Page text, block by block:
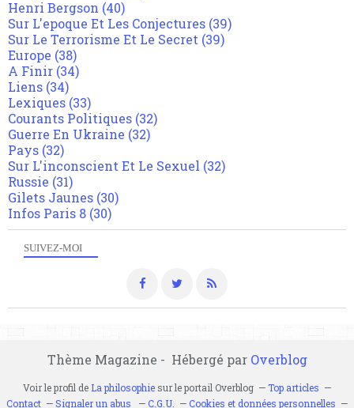
SUIVEZ-MOI
Henri Bergson (40)
Sur L'epoque Et Les Conjectures (39)
Sur Le Terrorisme Et Le Secret (39)
Europe (38)
A Finir (34)
Liens (34)
Lexiques (33)
Courants Politiques (32)
Guerre En Ukraine (32)
Pays (32)
Sur L'inconscient Et Le Sexuel (32)
Russie (31)
Gilets Jaunes (30)
Infos Paris 8 (30)
Thème Magazine - Hébergé par Overblog
Voir le profil de La philosophiesur le portail Overblog
Top articles
Contact
Signaler un abus C.G.U. Cookies et données personnelles